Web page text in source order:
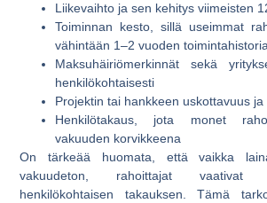
Liikevaihto ja sen kehitys viimeisten
Toiminnan kesto, sillä useimmat
vähintään 1–2 vuoden
Maksuhäiriömerkinnät sekä
henkilökohtaisesti
Projektin tai hankkeen uskottavuus ja
Henkilötakaus, jota monet
vakuuden korvikkeena
On tärkeää huomata, että vaikka
vakuudeton, rahoittajat vaativat
henkilökohtaisen takauksen. Tämä